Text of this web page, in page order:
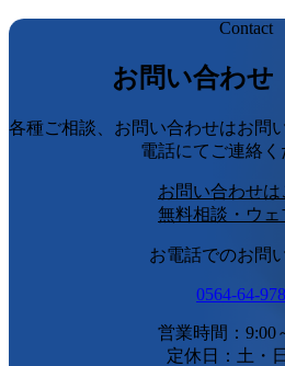
Contact
お問い合わせ
各種ご相談、お問い合わせはお問
電話にてご連絡く
お問い合わせは
無料相談・ウェ
お電話でのお問
0564-64-
営業時間：9:00
定休日：土・